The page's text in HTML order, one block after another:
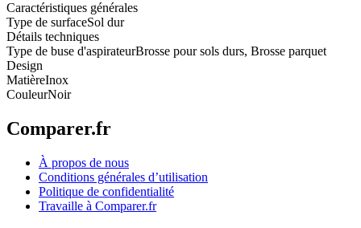
Caractéristiques générales
Type de surfaceSol dur
Détails techniques
Type de buse d'aspirateurBrosse pour sols durs, Brosse parquet
Design
MatièreInox
CouleurNoir
Comparer.fr
À propos de nous
Conditions générales d’utilisation
Politique de confidentialité
Travaille à Comparer.fr